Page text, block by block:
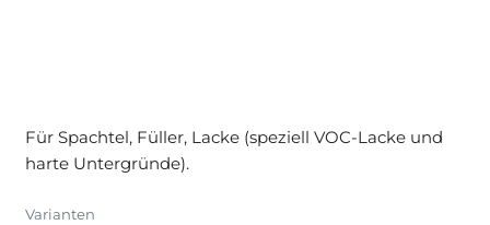
Für Spachtel, Füller, Lacke (speziell VOC-Lacke und
harte Untergründe).
Varianten